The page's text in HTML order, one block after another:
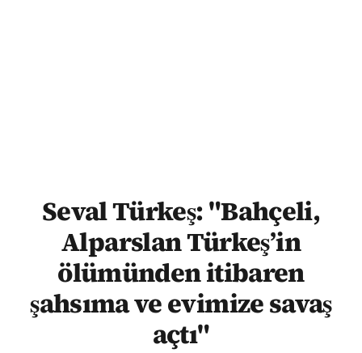
Seval Türkeş: "Bahçeli,
Alparslan Türkeş’in
ölümünden itibaren
şahsıma ve evimize savaş
açtı"